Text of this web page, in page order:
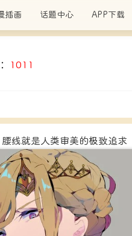
插画 话题中心 APP下载
1011
线就是人类审美的极致追求